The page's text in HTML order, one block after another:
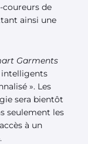
coureurs de
ainsi une
Garments
intelligents
». Les
sera bientôt
seulement les
à un